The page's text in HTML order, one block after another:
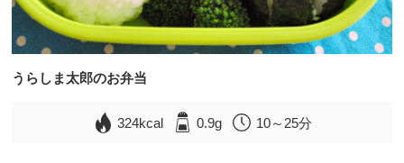
うらしま太郎のお弁当
324kcal 0.9g 10～25分